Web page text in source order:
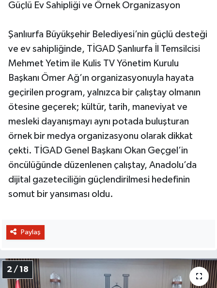
Güçlü Ev Sahipliği ve Örnek Organizasyon
Şanlıurfa Büyükşehir Belediyesi’nin güçlü desteği
ve ev sahipliğinde, TİGAD Şanlıurfa İl Temsilcisi
Mehmet Yetim ile Kulis TV Yönetim Kurulu
Başkanı Ömer Ağ’ın organizasyonuyla hayata
geçirilen program, yalnızca bir çalıştay olmanın
ötesine geçerek; kültür, tarih, maneviyat ve
mesleki dayanışmayı aynı potada buluşturan
örnek bir medya organizasyonu olarak dikkat
çekti. TİGAD Genel Başkanı Okan Geçgel’in
öncülüğünde düzenlenen çalıştay, Anadolu’da
dijital gazeteciliğin güçlendirilmesi hedefinin
somut bir yansıması oldu.
Paylaş
2 / 18